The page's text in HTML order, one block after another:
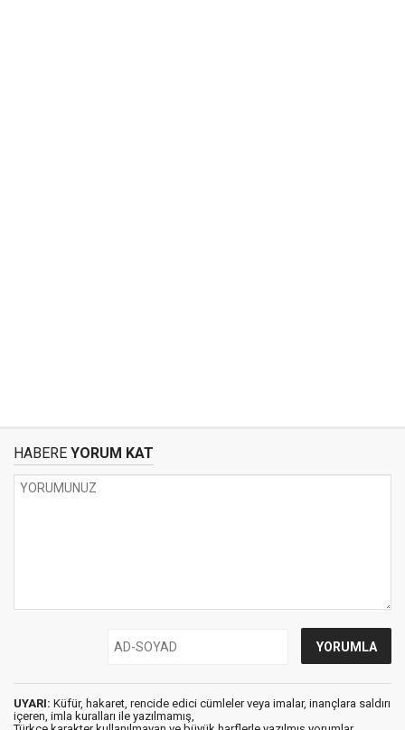
HABERE YORUM KAT
UYARI: Küfür, hakaret, rencide edici cümleler veya imalar, inançlara saldırı
içeren, imla kuralları ile yazılmamış,